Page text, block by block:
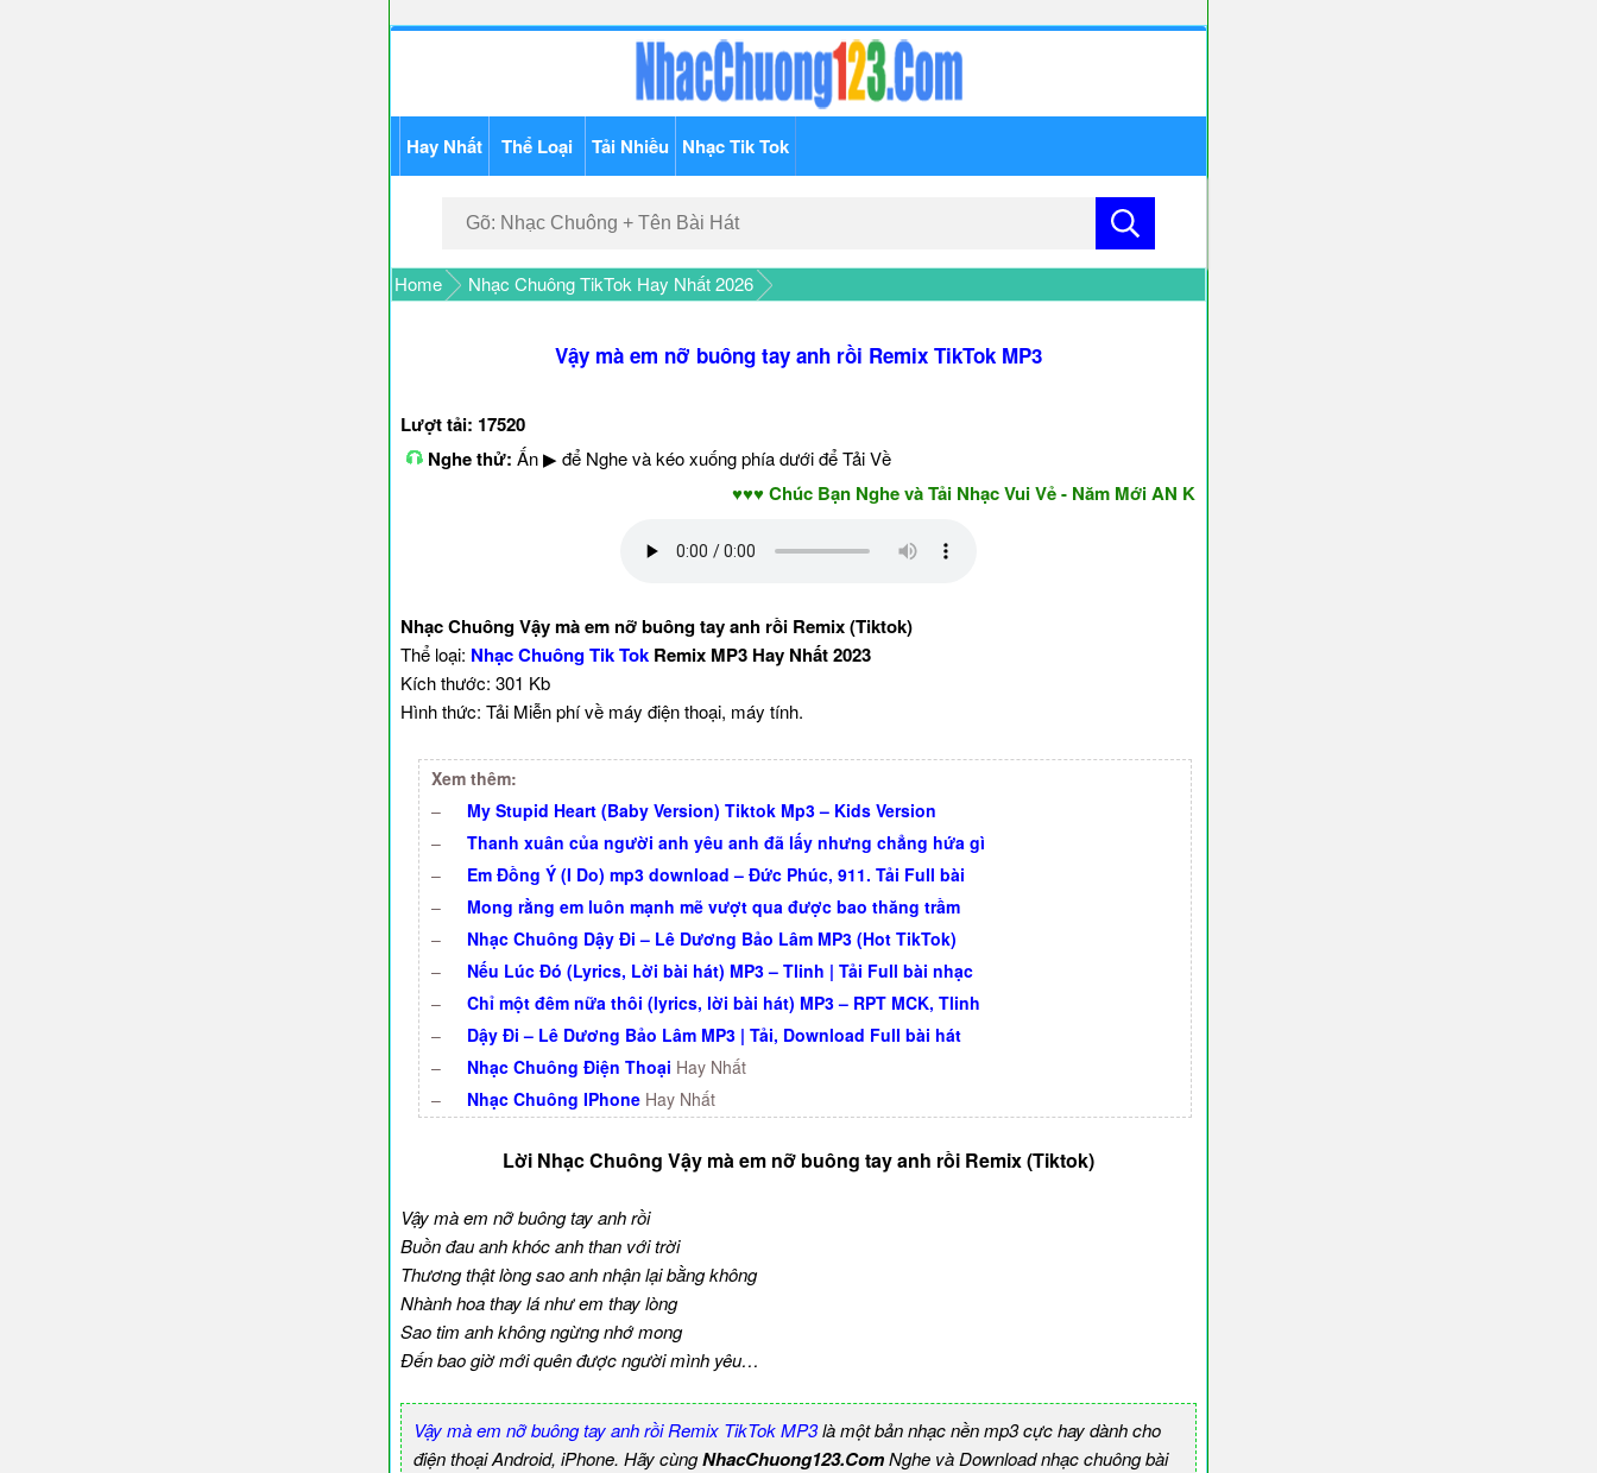
Hay Nhất Thể Loại Tải Nhiều Nhạc Tik Tok
Home Nhạc Chuông TikTok Hay Nhất 2026
Vậy mà em nỡ buông tay anh rồi Remix TikTok MP3
Lượt tải: 17520
Nghe thử: Ấn ▶ để Nghe và kéo xuống phía dưới để Tải Về
♥♥♥ Chúc Bạn Nghe và Tải Nhạc Vui Vẻ - Năm Mới AN KHANG & THỊNH VƯỢNG ♥♥♥
Nhạc Chuông Vậy mà em nỡ buông tay anh rồi Remix (Tiktok)
Thể loại: Nhạc Chuông Tik Tok Remix MP3 Hay Nhất 2023
Kích thước: 301 Kb
Hình thức: Tải Miễn phí về máy điện thoại, máy tính.
Xem thêm:
–
My Stupid Heart (Baby Version) Tiktok Mp3 – Kids Version
–
Thanh xuân của người anh yêu anh đã lấy nhưng chẳng hứa gì
–
Em Đồng Ý (I Do) mp3 download – Đức Phúc, 911. Tải Full bài
–
Mong rằng em luôn mạnh mẽ vượt qua được bao thăng trầm
–
Nhạc Chuông Dậy Đi – Lê Dương Bảo Lâm MP3 (Hot TikTok)
–
Nếu Lúc Đó (Lyrics, Lời bài hát) MP3 – Tlinh | Tải Full bài nhạc
–
Chỉ một đêm nữa thôi (lyrics, lời bài hát) MP3 – RPT MCK, Tlinh
–
Dậy Đi – Lê Dương Bảo Lâm MP3 | Tải, Download Full bài hát
–
Nhạc Chuông Điện Thoại Hay Nhất
–
Nhạc Chuông IPhone Hay Nhất
Lời Nhạc Chuông Vậy mà em nỡ buông tay anh rồi Remix (Tiktok)
Vậy mà em nỡ buông tay anh rồi
Buồn đau anh khóc anh than với trời
Thương thật lòng sao anh nhận lại bằng không
Nhành hoa thay lá như em thay lòng
Sao tim anh không ngừng nhớ mong
Đến bao giờ mới quên được người mình yêu…
Vậy mà em nỡ buông tay anh rồi Remix TikTok MP3là một bản nhạc nền mp3 cực hay dành cho
điện thoại Android, iPhone. Hãy cùngNhacChuong123.ComNghe và Download nhạc chuông bài